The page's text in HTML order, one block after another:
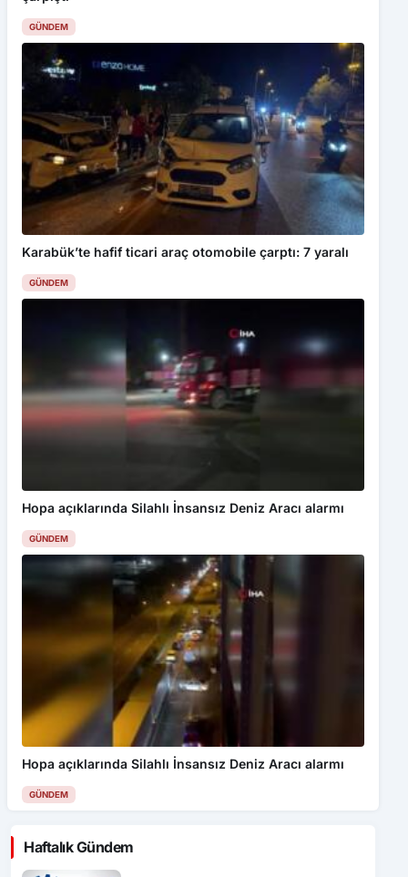
GÜNDEM
Karabük’te hafif ticari araç otomobile çarptı: 7 yaralı
GÜNDEM
Hopa açıklarında Silahlı İnsansız Deniz Aracı alarmı
GÜNDEM
Hopa açıklarında Silahlı İnsansız Deniz Aracı alarmı
GÜNDEM
Haftalık Gündem